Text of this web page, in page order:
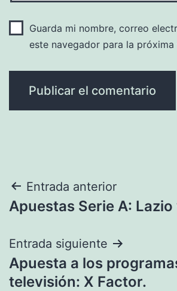
Guarda mi nombre, correo
este navegador para la
Navegación
de
entradas
Entrada anterior
Apuestas Serie A: Lazio
Entrada siguiente
Apuesta a los
televisión: X Factor.